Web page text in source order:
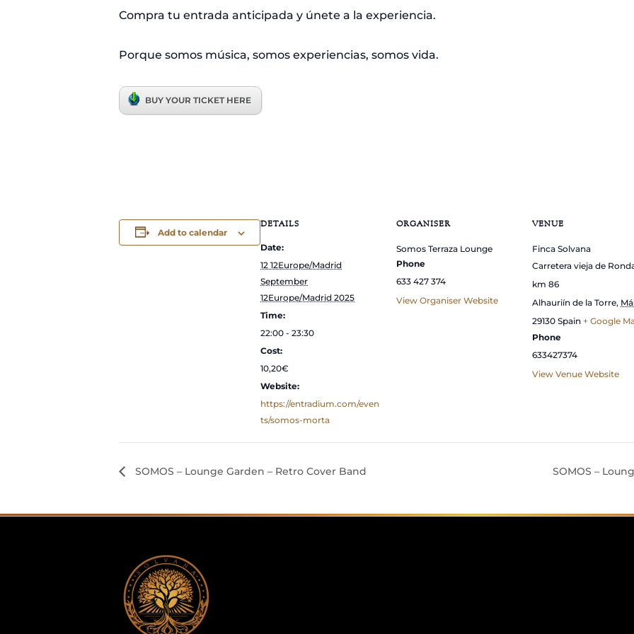
Compra tu entrada anticipada y únete a la experiencia.
Porque somos música, somos experiencias, somos vida.
BUY YOUR TICKET HERE
Add to calendar
DETAILS
Date:
12 12Europe/Madrid
September
12Europe/Madrid 2025
Time:
22:00 - 23:30
Cost:
10,20€
Website:
https://entradium.com/even
ts/somos-morta
ORGANISER
Somos Terraza Lounge
Phone
633 427 374
View Organiser Website
VENUE
Finca Solvana
Carretera vieja de
km 86
Alhauriín de la Torre,
29130 Spain + Google
Phone
633427374
View Venue Website
SOMOS – Lounge Garden – Retro Cover Band SOMOS –